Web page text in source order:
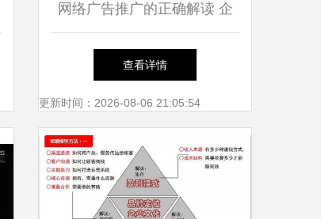
网络广告推广的正确解读 企
业形象策划与品牌推广的关键
查看详情
更新时间：2026-08-06 21:05:54